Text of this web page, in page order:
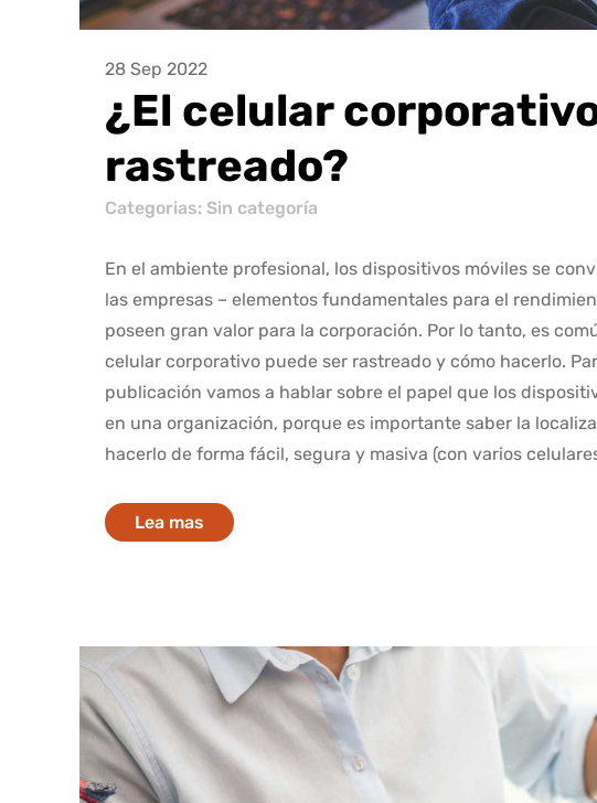
28 Sep 2022
¿El celular
rastreado?
Categorias: Sin categoría
En el ambiente profesional, los dispositivos móviles se
las empresas – elementos fundamentales para el
poseen gran valor para la corporación. Por lo tanto, es
celular corporativo puede ser rastreado y cómo hacerlo.
publicación vamos a hablar sobre el papel que los
en una organización, porque es importante saber la
hacerlo de forma fácil, segura y masiva (con varios
Lea mas